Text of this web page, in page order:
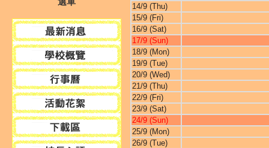
14/9 (Thu)
15/9 (Fri)
16/9 (Sat)
17/9 (Sun)
18/9 (Mon)
19/9 (Tue)
20/9 (Wed)
21/9 (Thu)
22/9 (Fri)
23/9 (Sat)
24/9 (Sun)
25/9 (Mon)
26/9 (Tue)